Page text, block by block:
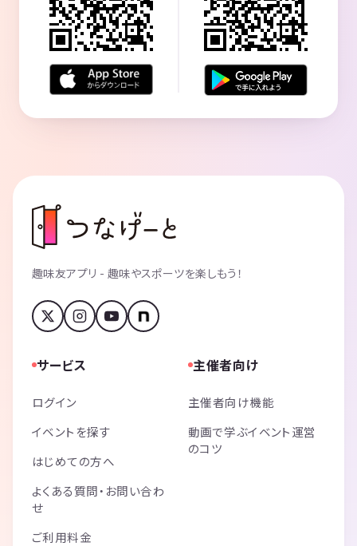
趣味友アプリ - 趣味やスポーツを楽しもう！
サービス
ログイン
イベントを探す
はじめての方へ
よくある質問・お問い合わ
せ
ご利用料金
主催者向け
主催者向け機能
動画で学ぶイベント運営
のコツ